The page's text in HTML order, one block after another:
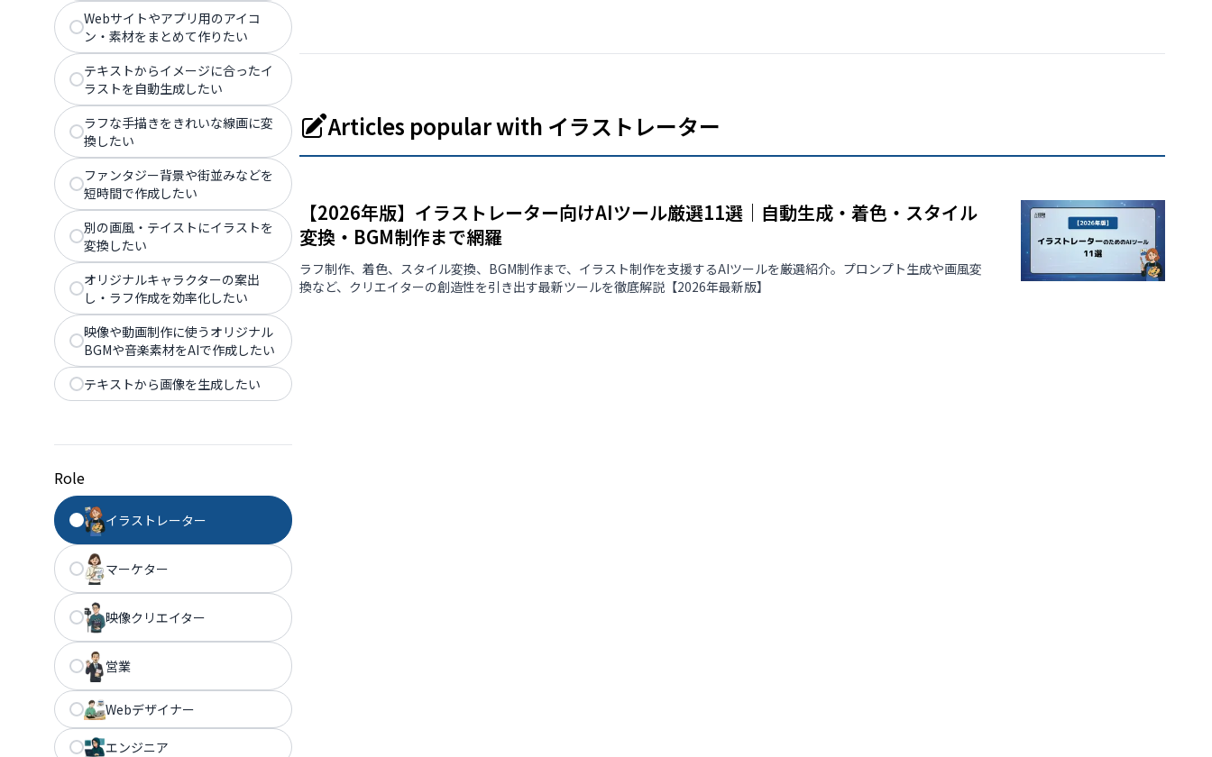
Webサイトやアプリ用のアイコ
ン・素材をまとめて作りたい
テキストからイメージに合ったイ
ラストを自動生成したい
ラフな手描きをきれいな線画に変
換したい
ファンタジー背景や街並みなどを
短時間で作成したい
別の画風・テイストにイラストを
変換したい
オリジナルキャラクターの案出
し・ラフ作成を効率化したい
映像や動画制作に使うオリジナル
BGMや音楽素材をAIで作成したい
テキストから画像を生成したい
Role
イラストレーター
マーケター
映像クリエイター
営業
Webデザイナー
エンジニア
Articles popular with イラストレーター
【2026年版】イラストレーター向けAIツール厳選11選｜自動生成・着色・スタイル
変換・BGM制作まで網羅
ラフ制作、着色、スタイル変換、BGM制作まで、イラスト制作を支援するAIツールを厳選紹介。プロンプト生成や画風変
換など、クリエイターの創造性を引き出す最新ツールを徹底解説【2026年最新版】